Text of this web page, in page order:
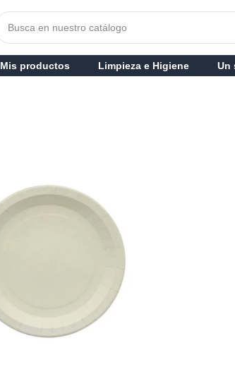
Mis productos Limpieza e Higiene Un